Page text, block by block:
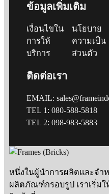
หนึ่งในผู้นำการผลิตและจำ
ผลิตภัณฑ์กรอบรูป เราเริ่มใ
ข้อมูลเพิ่มเติม
เงื่อนไขใน
การให้
บริการ
นโยบาย
ความเป็น
ส่วนตัว
ติดต่อเรา
EMAIL:
TEL 1: 080-588-5818
TEL 2: 098-983-5883